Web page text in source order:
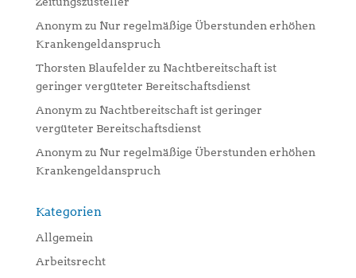
Anonym zu Nur regelmäßige Überstunden erhöhen
Krankengeldanspruch
Thorsten Blaufelder zu Nachtbereitschaft ist
geringer vergüteter Bereitschaftsdienst
Anonym zu Nachtbereitschaft ist geringer
vergüteter Bereitschaftsdienst
Anonym zu Nur regelmäßige Überstunden erhöhen
Krankengeldanspruch
Kategorien
Allgemein
Arbeitsrecht